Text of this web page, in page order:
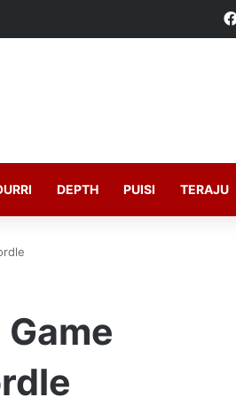
DEPTH PUISI TERAJU